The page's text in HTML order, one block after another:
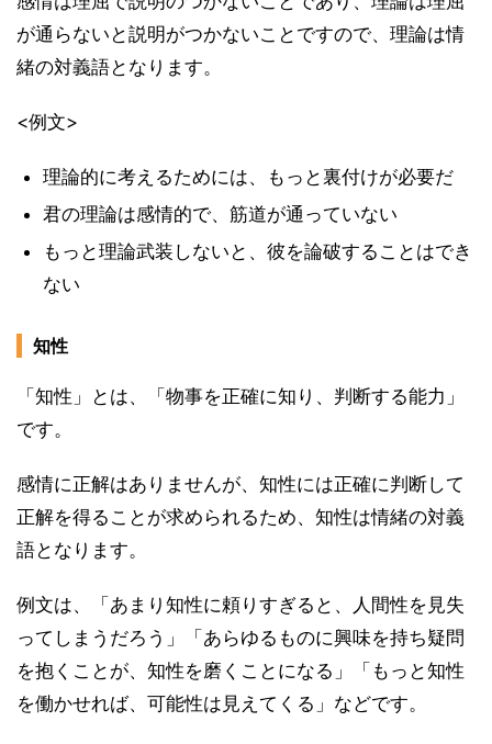
が通らないと説明がつかないことですので、理論は情
緒の対義語となります。
<例文>
理論的に考えるためには、もっと裏付けが必要だ
君の理論は感情的で、筋道が通っていない
もっと理論武装しないと、彼を論破することはでき
ない
知性
「知性」とは、「物事を正確に知り、判断する能力」
です。
感情に正解はありませんが、知性には正確に判断して
正解を得ることが求められるため、知性は情緒の対義
語となります。
例文は、「あまり知性に頼りすぎると、人間性を見失
ってしまうだろう」「あらゆるものに興味を持ち疑問
を抱くことが、知性を磨くことになる」「もっと知性
を働かせれば、可能性は見えてくる」などです。